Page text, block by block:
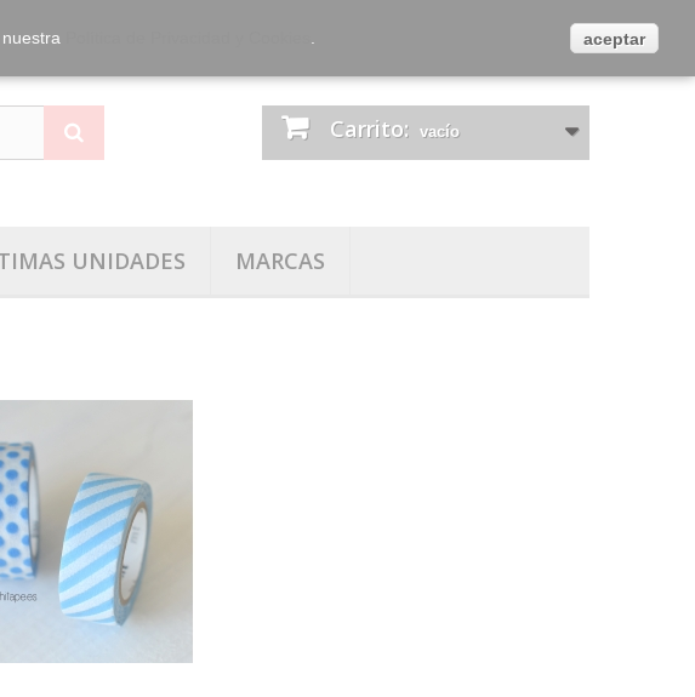
Iniciar sesión
Carrito: vacío
UNIDADES MARCAS
aceptar